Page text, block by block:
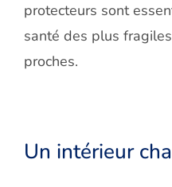
protecteurs sont
santé des plus
proches.
Un intérieur